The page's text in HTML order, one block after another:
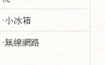
·小冰箱
·無線網路